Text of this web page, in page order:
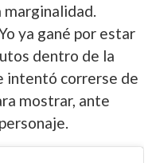
marginalidad.
ya gané por estar
dentro de la
intentó correrse de
mostrar, ante